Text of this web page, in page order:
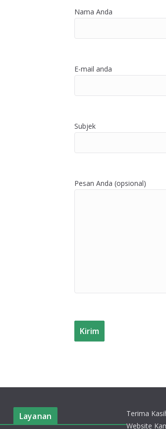
Nama Anda
E-mail anda
Subjek
Pesan Anda (opsional)
Layanan
Terima
Website